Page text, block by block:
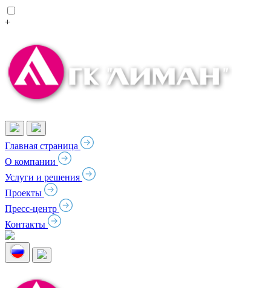
+
Главная страница
О компании
Услуги и решения
Проекты
Пресс-центр
Контакты